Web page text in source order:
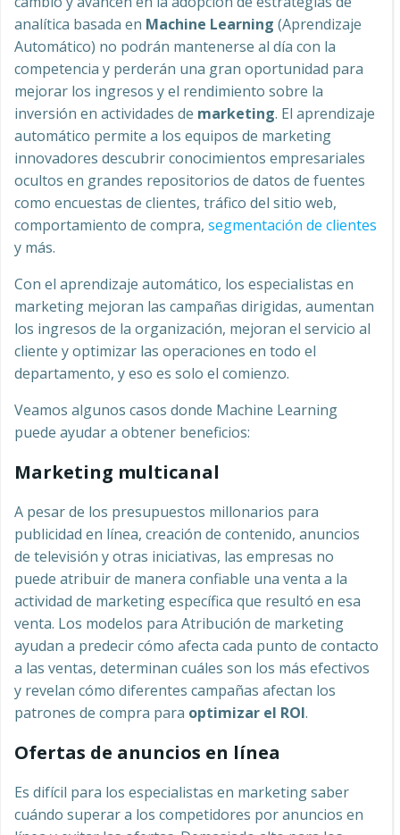
analítica basada en Machine Learning (Aprendizaje
Automático) no podrán mantenerse al día con la
competencia y perderán una gran oportunidad para
mejorar los ingresos y el rendimiento sobre la
inversión en actividades de marketing. El aprendizaje
automático permite a los equipos de marketing
innovadores descubrir conocimientos empresariales
ocultos en grandes repositorios de datos de fuentes
como encuestas de clientes, tráfico del sitio web,
comportamiento de compra, segmentación de clientes
y más.
Con el aprendizaje automático, los especialistas en
marketing mejoran las campañas dirigidas, aumentan
los ingresos de la organización, mejoran el servicio al
cliente y optimizar las operaciones en todo el
departamento, y eso es solo el comienzo.
Veamos algunos casos donde Machine Learning
puede ayudar a obtener beneficios:
Marketing multicanal
A pesar de los presupuestos millonarios para
publicidad en línea, creación de contenido, anuncios
de televisión y otras iniciativas, las empresas no
puede atribuir de manera confiable una venta a la
actividad de marketing específica que resultó en esa
venta. Los modelos para Atribución de marketing
ayudan a predecir cómo afecta cada punto de contacto
a las ventas, determinan cuáles son los más efectivos
y revelan cómo diferentes campañas afectan los
patrones de compra para optimizar el ROI.
Ofertas de anuncios en línea
Es difícil para los especialistas en marketing saber
cuándo superar a los competidores por anuncios en